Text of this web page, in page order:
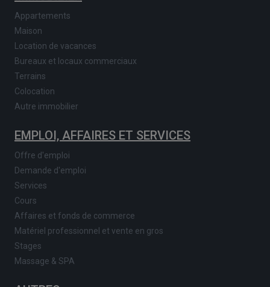
Appartements
Maison
Location de vacances
Bureaux et locaux commerciaux
Terrains
Colocation
Autre immobilier
EMPLOI, AFFAIRES ET SERVICES
Offre d'emploi
Demande d'emploi
Services
Cours
Affaires et fonds de commerce
Matériel professionnel et vente en gros
Stages
Massage & SPA